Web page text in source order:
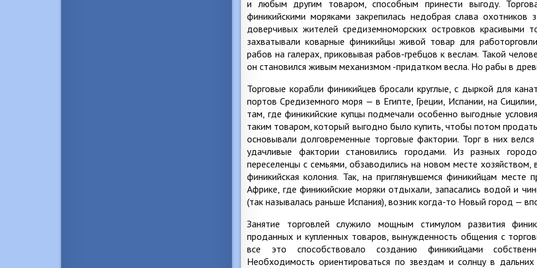
и любым другим товаром, способным принести выгоду.
финикийскими моряками закрепилась недобрая слава
доверчивых жителей средиземноморских островков
захватывали коварные финикийцы живой товар для
рабов на галерах, приковывая рабов-гребцов к веслам. Такой
он становился живым механизмом -придатком весла. Но рабы в
Торговые корабли финикийцев бросали круглые, с дыркой для
портов Средиземного моря — в Египте, Греции, Испании, на
там, где финикийские купцы подмечали особенно выгодные
таким товаром, который выгодно было купить, чтобы потом
основывали долговременные торговые фактории. Торг в них
удачливые фактории становились городами. Из разных
переселенцы с семьями, обзаводились на новом месте
финикийская колония. Так, на приглянувшемся финикийцам месте
Африке, где финикийские моряки отдыхали, запасались водой и
(так называлась раньше Испания), возник когда-то Новый город —
Занятие торговлей служило мощным стимулом развития
проданных и купленных товаров, вынужденность общения с
все это способствовало созданию финикийцами
Необходимость ориентироваться по звездам и солнцу в